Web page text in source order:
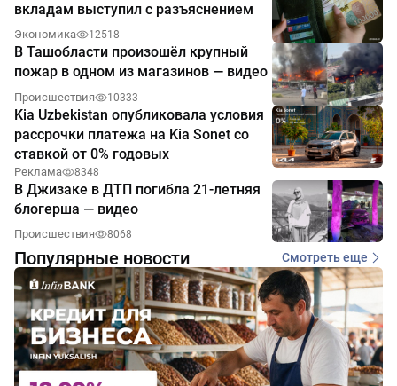
вкладам выступил с разъяснением
Экономика 12518
В Ташобласти произошёл крупный
пожар в одном из магазинов — видео
Происшествия 10333
Kia Uzbekistan опубликовала условия
рассрочки платежа на Kia Sonet со
ставкой от 0% годовых
Реклама 8348
В Джизаке в ДТП погибла 21-летняя
блогерша — видео
Происшествия 8068
Популярные новости Смотреть еще